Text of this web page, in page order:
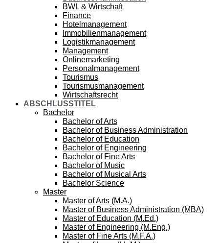
BWL & Wirtschaft
Finance
Hotelmanagement
Immobilienmanagement
Logistikmanagement
Management
Onlinemarketing
Personalmanagement
Tourismus
Tourismusmanagement
Wirtschaftsrecht
ABSCHLUSSTITEL
Bachelor
Bachelor of Arts
Bachelor of Business Administration
Bachelor of Education
Bachelor of Engineering
Bachelor of Fine Arts
Bachelor of Music
Bachelor of Musical Arts
Bachelor Science
Master
Master of Arts (M.A.)
Master of Business Administration (MBA)
Master of Education (M.Ed.)
Master of Engineering (M.Eng.)
Master of Fine Arts (M.F.A.)